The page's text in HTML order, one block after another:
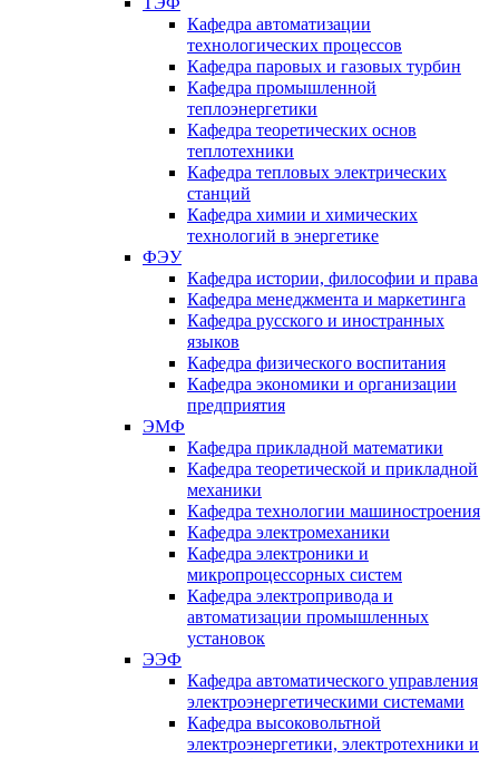
Кафедра автоматизации
технологических процессов
Кафедра паровых и газовых турбин
Кафедра промышленной
теплоэнергетики
Кафедра теоретических основ
теплотехники
Кафедра тепловых электрических
станций
Кафедра химии и химических
технологий в энергетике
ФЭУ
Кафедра истории, философии и права
Кафедра менеджмента и маркетинга
Кафедра русского и иностранных
языков
Кафедра физического воспитания
Кафедра экономики и организации
предприятия
ЭМФ
Кафедра прикладной математики
Кафедра теоретической и прикладной
механики
Кафедра технологии машиностроения
Кафедра электромеханики
Кафедра электроники и
микропроцессорных систем
Кафедра электропривода и
автоматизации промышленных
установок
ЭЭФ
Кафедра автоматического управления
электроэнергетическими системами
Кафедра высоковольтной
электроэнергетики, электротехники и